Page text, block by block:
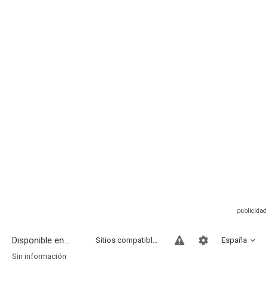
Disponible en... España
Sitios compatibles
Sin información